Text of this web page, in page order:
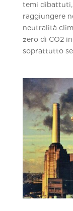
temi
raggiungere
neutralità
zero di CO2
soprattutto se